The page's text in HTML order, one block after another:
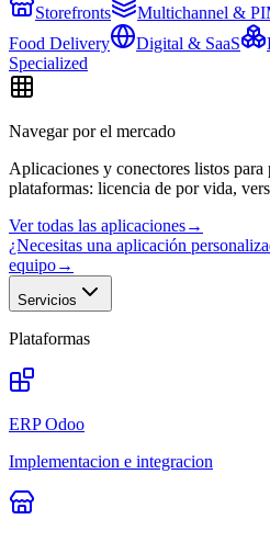
Storefronts
Multichannel &
Food Delivery
Digital & SaaS
Specialized
Navegar por el mercado
Aplicaciones y conectores listos para
plataformas: licencia de por vida,
Ver todas las aplicaciones→
¿Necesitas una aplicación
equipo→
Servicios
Plataformas
ERP Odoo
Implementacion e integracion